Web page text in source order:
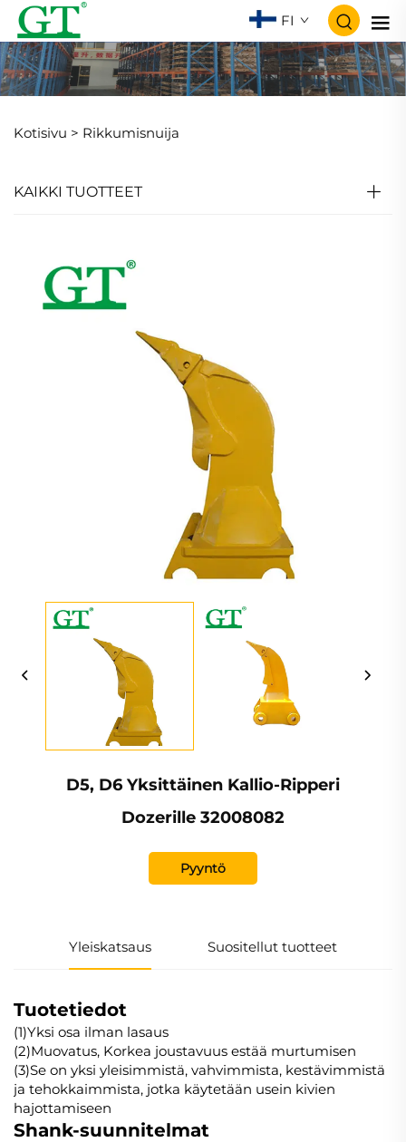
FI
Kotisivu > Rikkumisnuija
KAIKKI TUOTTEET
D5, D6 Yksittäinen Kallio-Ripperi
Dozerille 32008082
Pyyntö
Yleiskatsaus Suositellut tuotteet
Tuotetiedot
(1)Yksi osa ilman lasaus
(2)Muovatus, Korkea joustavuus estää murtumisen
(3)Se on yksi yleisimmistä, vahvimmista, kestävimmistä
ja tehokkaimmista, jotka käytetään usein kivien
hajottamiseen
Shank-suunnitelmat